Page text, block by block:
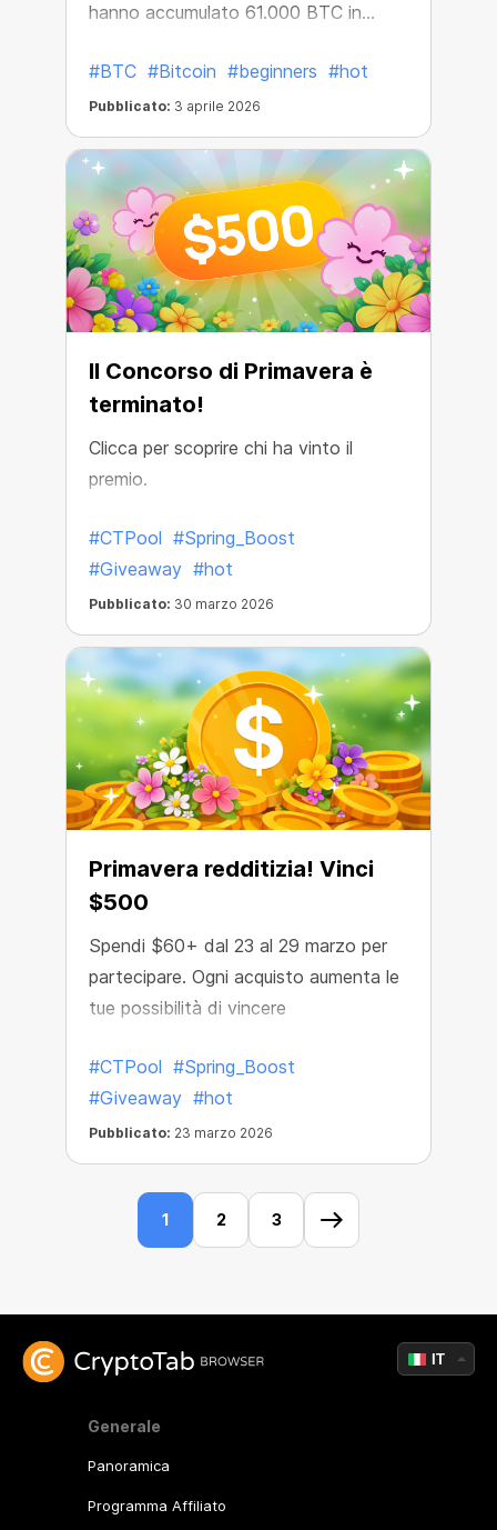
hanno accumulato 61.000 BTC in
#BTC #Bitcoin #beginners #hot
Pubblicato: 3 aprile 2026
Il Concorso di Primavera è
terminato!
Clicca per scoprire chi ha vinto il
premio.
#CTPool #Spring_Boost
#Giveaway #hot
Pubblicato: 30 marzo 2026
Primavera redditizia! Vinci
$500
Spendi $60+ dal 23 al 29 marzo per
partecipare. Ogni acquisto aumenta le
tue possibilità di vincere
#CTPool #Spring_Boost
#Giveaway #hot
Pubblicato: 23 marzo 2026
1 2 3
Generale
Panoramica
Programma Affiliato
IT